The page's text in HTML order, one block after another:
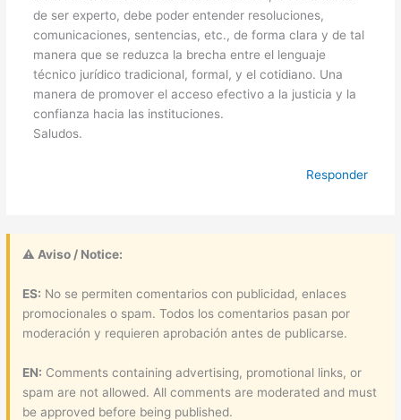
de ser experto, debe poder entender resoluciones,
comunicaciones, sentencias, etc., de forma clara y de tal
manera que se reduzca la brecha entre el lenguaje
técnico jurídico tradicional, formal, y el cotidiano. Una
manera de promover el acceso efectivo a la justicia y la
confianza hacia las instituciones.
Saludos.
Responder
⚠ Aviso / Notice:
ES: No se permiten comentarios con publicidad, enlaces
promocionales o spam. Todos los comentarios pasan por
moderación y requieren aprobación antes de publicarse.
EN: Comments containing advertising, promotional links, or
spam are not allowed. All comments are moderated and must
be approved before being published.